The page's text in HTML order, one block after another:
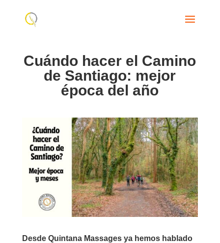
Cuándo hacer el Camino
de Santiago: mejor
época del año
Desde Quintana Massages ya hemos hablado